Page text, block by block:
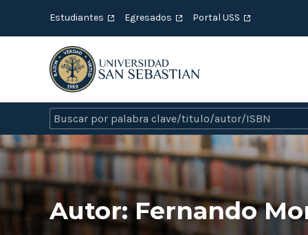
Estudiantes Egresados Portal USS
Autor:Fernando